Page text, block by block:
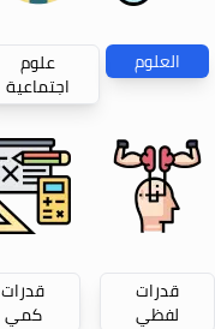
العلوم علوم
اجتماعية
قدرات
لفظي
قدرات
كمي